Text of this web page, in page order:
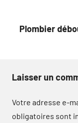
Plombier
Laisser un
Votre adresse e-
obligatoires sont